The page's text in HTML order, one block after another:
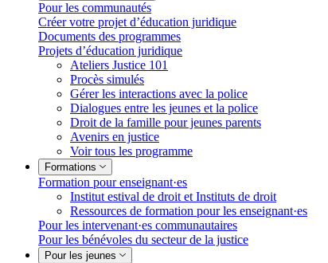
Pour les communautés
Créer votre projet d’éducation juridique
Documents des programmes
Projets d’éducation juridique
Ateliers Justice 101
Procès simulés
Gérer les interactions avec la police
Dialogues entre les jeunes et la police
Droit de la famille pour jeunes parents
Avenirs en justice
Voir tous les programme
Formations
Formation pour enseignant·es
Institut estival de droit et Instituts de droit
Ressources de formation pour les enseignant·es
Pour les intervenant·es communautaires
Pour les bénévoles du secteur de la justice
Pour les jeunes